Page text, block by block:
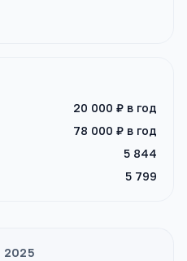
20 000 ₽ в год
78 000 ₽ в год
5 844
5 799
2025